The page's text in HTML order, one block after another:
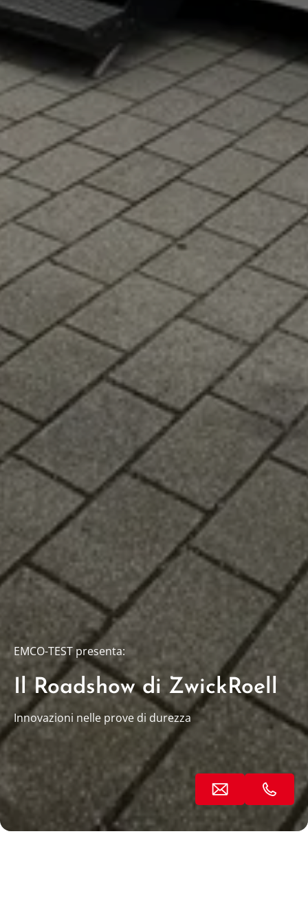
EMCO-TEST presenta:
Il Roadshow di ZwickRoell
Innovazioni nelle prove di durezza